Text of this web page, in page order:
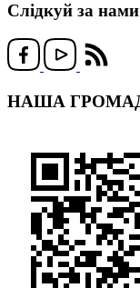
Слідкуй за
НАША